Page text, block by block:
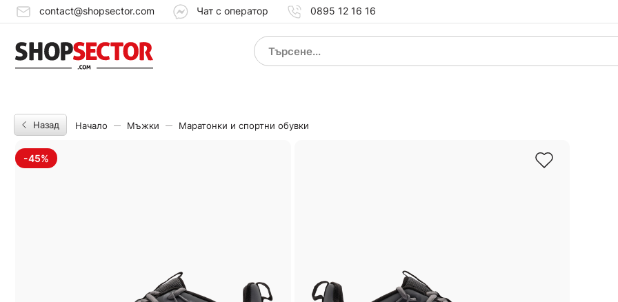
contact@shopsector.com Чат с оператор 0895 12 16 16
Назад Начало Мъжки Маратонки и спортни обувки
-45%